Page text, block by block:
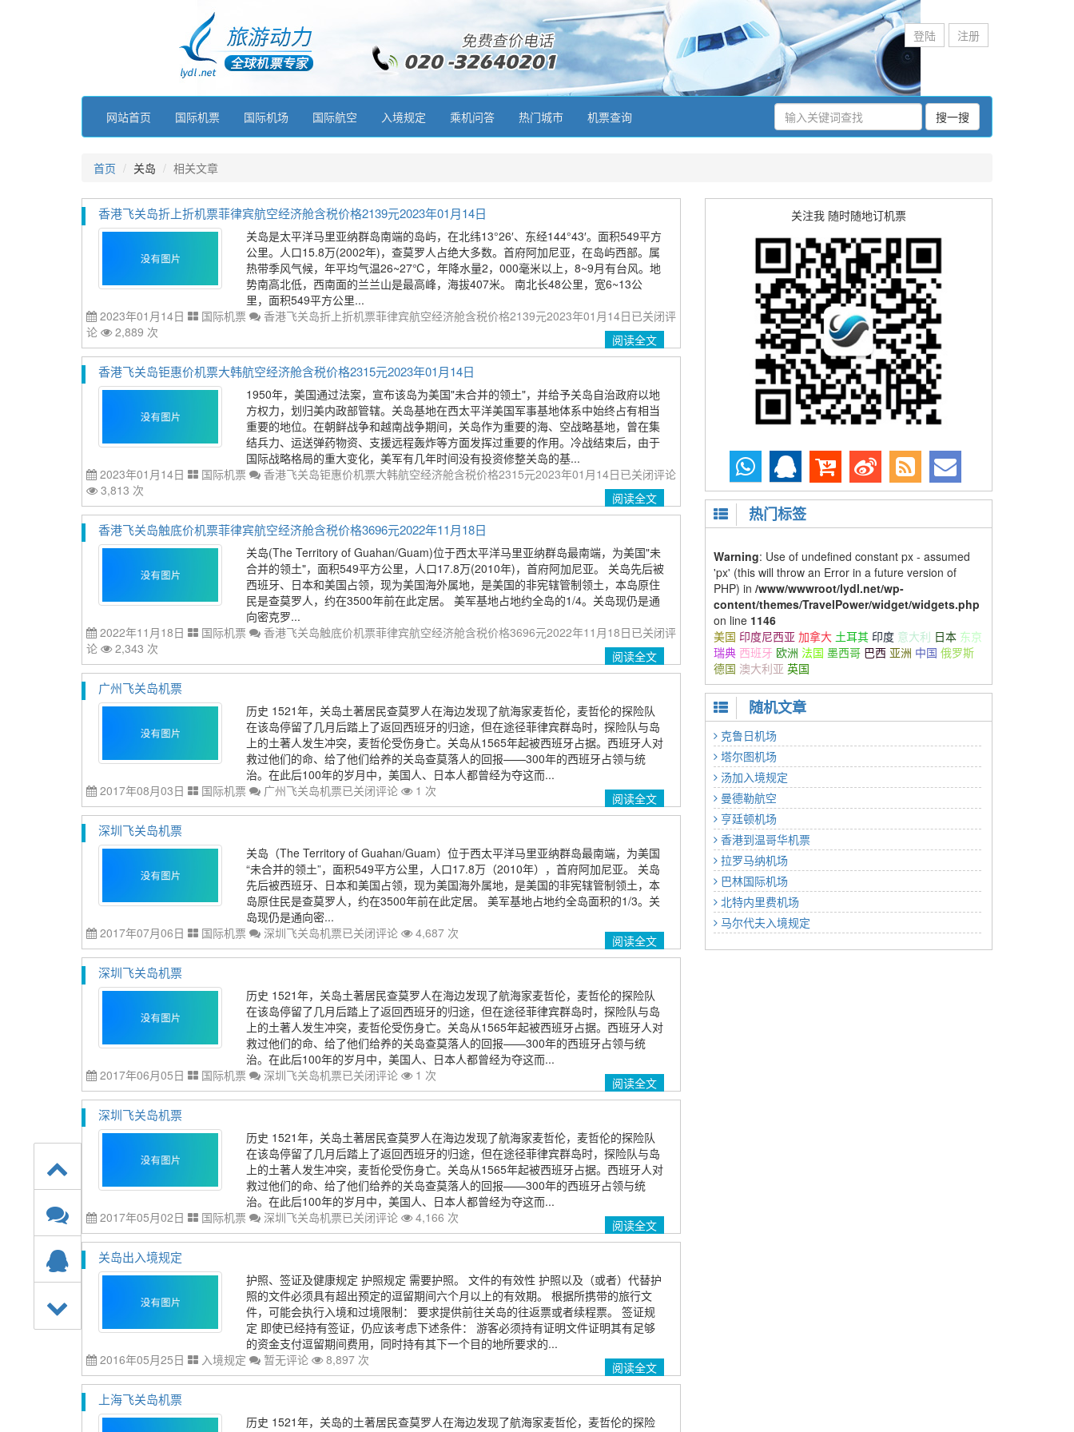
登陆 注册
网站首页 国际机票 国际机场 国际航空 入境规定 乘机问答 热门城市 机票查询 搜一搜
首页 关岛 相关文章
香港飞关岛折上折机票菲律宾航空经济舱含税价格2139元2023年01月14日
关岛是太平洋马里亚纳群岛南端的岛屿，在北纬13°26′、东经144°43′。面积549平方
公里。人口15.8万(2002年)，查莫罗人占绝大多数。首府阿加尼亚，在岛屿西部。属
热带季风气候，年平均气温26~27℃，年降水量2，000毫米以上，8~9月有台风。地
势南高北低，西南面的兰兰山是最高峰，海拔407米。 南北长48公里，宽6~13公
里，面积549平方公里...
2023年01月14日
国际机票 香港飞关岛折上折机票菲律宾航空经济舱含税价格2139元2023年01月14日已关闭评
论
2,889 次 阅读全文
香港飞关岛钜惠价机票大韩航空经济舱含税价格2315元2023年01月14日
1950年，美国通过法案，宣布该岛为美国"未合并的领土"，并给予关岛自治政府以地
方权力，划归美内政部管辖。关岛基地在西太平洋美国军事基地体系中始终占有相当
重要的地位。在朝鲜战争和越南战争期间，关岛作为重要的海、空战略基地，曾在集
结兵力、运送弹药物资、支援远程轰炸等方面发挥过重要的作用。冷战结束后，由于
国际战略格局的重大变化，美军有几年时间没有投资修整关岛的基...
2023年01月14日
国际机票 香港飞关岛钜惠价机票大韩航空经济舱含税价格2315元2023年01月14日已关闭评论
3,813 次
阅读全文
香港飞关岛触底价机票菲律宾航空经济舱含税价格3696元2022年11月18日
关岛(The Territory of Guahan/Guam)位于西太平洋马里亚纳群岛最南端，为美国"未
合并的领土"，面积549平方公里，人口17.8万(2010年)，首府阿加尼亚。 关岛先后被
西班牙、日本和美国占领，现为美国海外属地，是美国的非宪辖管制领土，本岛原住
民是查莫罗人，约在3500年前在此定居。 美军基地占地约全岛的1/4。关岛现仍是通
向密克罗...
2022年11月18日
国际机票 香港飞关岛触底价机票菲律宾航空经济舱含税价格3696元2022年11月18日已关闭评
论
2,343 次 阅读全文
广州飞关岛机票
历史 1521年，关岛土著居民查莫罗人在海边发现了航海家麦哲伦，麦哲伦的探险队
在该岛停留了几月后踏上了返回西班牙的归途，但在途径菲律宾群岛时，探险队与岛
上的土著人发生冲突，麦哲伦受伤身亡。关岛从1565年起被西班牙占据。西班牙人对
救过他们的命、给了他们给养的关岛查莫落人的回报——300年的西班牙占领与统
治。在此后100年的岁月中，美国人、日本人都曾经为夺这而...
2017年08月03日
国际机票 广州飞关岛机票已关闭评论 1 次 阅读全文
深圳飞关岛机票
关岛（The Territory of Guahan/Guam）位于西太平洋马里亚纳群岛最南端，为美国
“未合并的领土”，面积549平方公里，人口17.8万（2010年），首府阿加尼亚。 关岛
先后被西班牙、日本和美国占领，现为美国海外属地，是美国的非宪辖管制领土，本
岛原住民是查莫罗人，约在3500年前在此定居。 美军基地占地约全岛面积的1/3。关
岛现仍是通向密...
2017年07月06日
国际机票 深圳飞关岛机票已关闭评论 4,687 次 阅读全文
深圳飞关岛机票
历史 1521年，关岛土著居民查莫罗人在海边发现了航海家麦哲伦，麦哲伦的探险队
在该岛停留了几月后踏上了返回西班牙的归途，但在途径菲律宾群岛时，探险队与岛
上的土著人发生冲突，麦哲伦受伤身亡。关岛从1565年起被西班牙占据。西班牙人对
救过他们的命、给了他们给养的关岛查莫落人的回报——300年的西班牙占领与统
治。在此后100年的岁月中，美国人、日本人都曾经为夺这而...
2017年06月05日
国际机票 深圳飞关岛机票已关闭评论 1 次 阅读全文
深圳飞关岛机票
历史 1521年，关岛土著居民查莫罗人在海边发现了航海家麦哲伦，麦哲伦的探险队
在该岛停留了几月后踏上了返回西班牙的归途，但在途径菲律宾群岛时，探险队与岛
上的土著人发生冲突，麦哲伦受伤身亡。关岛从1565年起被西班牙占据。西班牙人对
救过他们的命、给了他们给养的关岛查莫落人的回报——300年的西班牙占领与统
治。在此后100年的岁月中，美国人、日本人都曾经为夺这而...
2017年05月02日
国际机票 深圳飞关岛机票已关闭评论 4,166 次 阅读全文
关岛出入境规定
护照、签证及健康规定 护照规定 需要护照。 文件的有效性 护照以及（或者）代替护
照的文件必须具有超出预定的逗留期间六个月以上的有效期。 根据所携带的旅行文
件，可能会执行入境和过境限制： 要求提供前往关岛的往返票或者续程票。 签证规
定 即使已经持有签证，仍应该考虑下述条件： 游客必须持有证明文件证明其有足够
的资金支付逗留期间费用，同时持有其下一个目的地所要求的...
2016年05月25日
入境规定 暂无评论 8,897 次 阅读全文
上海飞关岛机票
历史 1521年，关岛的土著居民查莫罗人在海边发现了航海家麦哲伦，麦哲伦的探险
关注我 随时随地订机票
热门标签
Warning: Use of undefined constant px - assumed
'px' (this will throw an Error in a future version of
PHP) in /www/wwwroot/lydl.net/wp-
content/themes/TravelPower/widget/widgets.php
on line 1146
美国 印度尼西亚 加拿大 土耳其 印度 意大利 日本 东京
瑞典 西班牙 欧洲 法国 墨西哥 巴西 亚洲 中国 俄罗斯
德国 澳大利亚 英国
随机文章
克鲁日机场
塔尔图机场
汤加入境规定
曼德勒航空
亨廷顿机场
香港到温哥华机票
拉罗马纳机场
巴林国际机场
北特内里费机场
马尔代夫入境规定